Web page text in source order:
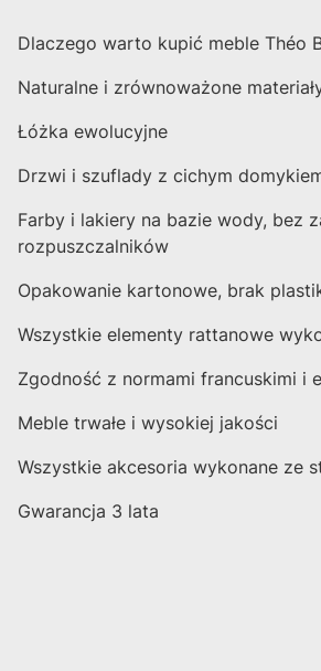
Dlaczego warto kupić meble Théo
Naturalne i zrównoważone
Łóżka ewolucyjne
Drzwi i szuflady z cichym
Farby i lakiery na bazie wody, bez
rozpuszczalników
Opakowanie kartonowe, brak
Wszystkie elementy rattanowe
Zgodność z normami francuskimi i
Meble trwałe i wysokiej jakości
Wszystkie akcesoria wykonane ze
Gwarancja 3 lata